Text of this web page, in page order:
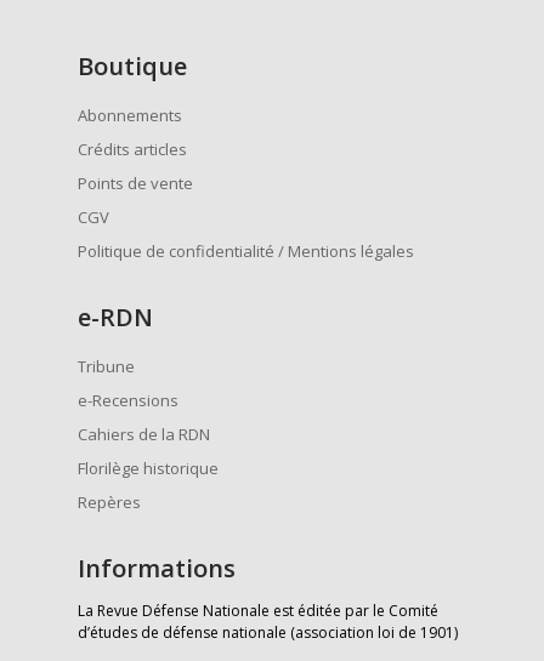
Boutique
Abonnements
Crédits articles
Points de vente
CGV
Politique de confidentialité / Mentions légales
e-RDN
Tribune
e-Recensions
Cahiers de la RDN
Florilège historique
Repères
Informations
La Revue Défense Nationale est éditée par le Comité
d’études de défense nationale (association loi de 1901)